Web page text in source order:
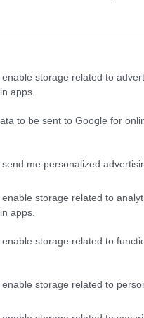
storage related to
apps.
to be sent to Google for
me personalized
storage related to
apps.
storage related to
storage related to